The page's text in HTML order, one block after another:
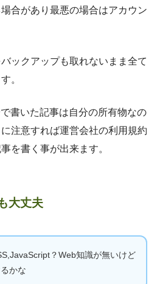
合があり最悪の場合はアカウン
ックアップも取れないまま全て
。
書いた記事は自分の所有物なの
注意すれば運営会社の利用規約
を書く事が出来ます。
大丈夫
？Web知識が無いけど
かな